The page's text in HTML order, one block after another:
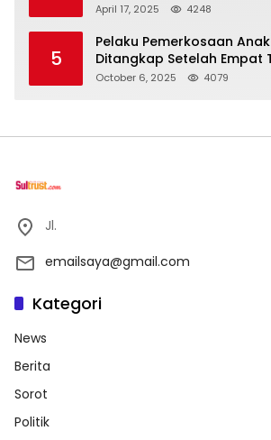
Kesejahteraan Rakyat
April 17, 2025 4248
5
Pelaku Pemerkosaan
Ditangkap Setelah Empat
Polisi Masih Buru Satu
October 6, 2025 4079
Jl.
emailsaya@gmail.com
Kategori
News
Berita
Sorot
Politik